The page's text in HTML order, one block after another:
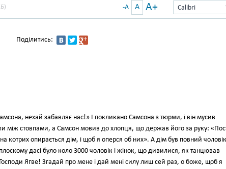
Calibri
-A A A+
Поділитись:
нехай забавляє нас!» І покликано Самсона з тюрми, і він мусив
між стовпами, а Самсон мовив до хлопця, що держав його за руку:
котрих опирається дім, і щоб я оперся об них». А дім був повний
плоскому дасі було коло 3000 чоловік і жінок, що дивилися, як танцював
Ягве! Згадай про мене і дай мені силу лиш сей раз, о боже, щоб я